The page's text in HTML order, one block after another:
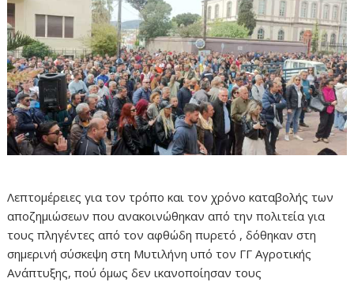
Λεπτομέρειες για τον τρόπο και τον χρόνο καταβολής των
αποζημιώσεων που ανακοινώθηκαν από την πολιτεία για
τους πληγέντες από τον αφθώδη πυρετό , δόθηκαν στη
σημερινή σύσκεψη στη Μυτιλήνη υπό τον ΓΓ Αγροτικής
Ανάπτυξης, πού όμως δεν ικανοποίησαν τους